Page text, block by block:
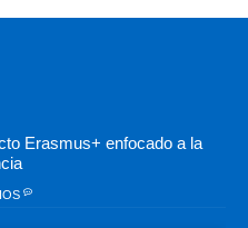
Erasmus+ enfocado a la